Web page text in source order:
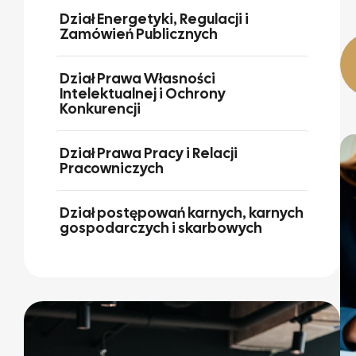
Dział Energetyki, Regulacji i
Zamówień Publicznych
Dział Prawa Własności
Intelektualnej i Ochrony
Konkurencji
Dział Prawa Pracy i Relacji
Pracowniczych
Dział postępowań karnych, karnych
gospodarczych i skarbowych